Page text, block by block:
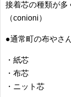
接着芯の種類が多
（conioni）
●通常町の布やさ
・紙芯
・布芯
・ニット芯